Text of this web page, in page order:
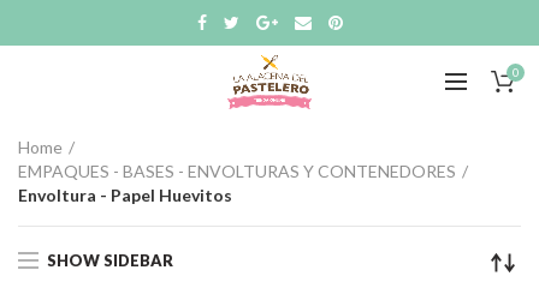
0
Home
EMPAQUES - BASES - ENVOLTURAS Y CONTENEDORES
Envoltura - Papel Huevitos
SHOW SIDEBAR